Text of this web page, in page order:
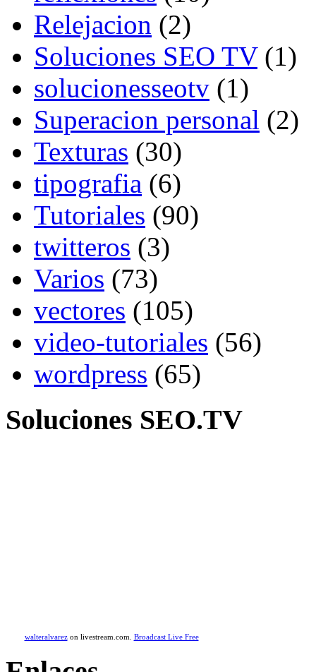
Relejacion (2)
Soluciones SEO TV(1)
solucionesseotv (1)
Superacion personal (2)
Texturas (30)
tipografia (6)
Tutoriales (90)
twitteros (3)
Varios (73)
vectores (105)
video-tutoriales (56)
wordpress (65)
Soluciones SEO.TV
walteralvarezon livestream.com. Broadcast Live Free